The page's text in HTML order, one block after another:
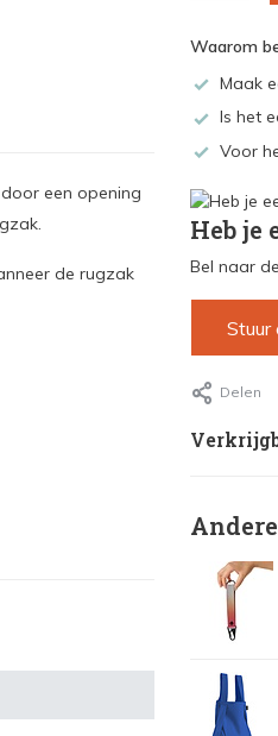
een opening
de rugzak
Waarom
Maak
Is het
Voor
Heb je
Bel naar
Stuur
Delen